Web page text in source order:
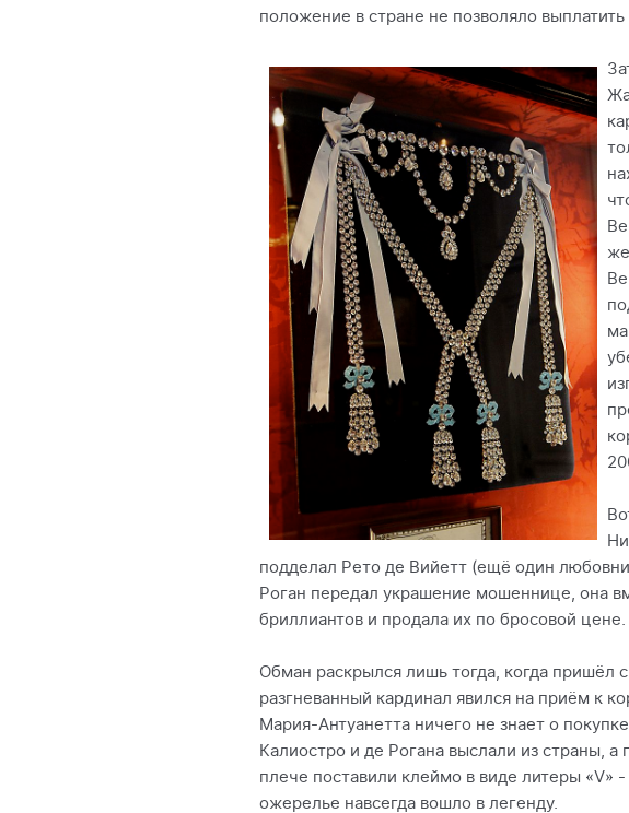
положение в стране не позволяло
подделал Рето де Вийетт (ещё один
Роган передал украшение мошеннице, она
бриллиантов и продала их по бросовой
Обман раскрылся лишь тогда, когда пришёл
разгневанный кардинал явился на приём к
Мария-Антуанетта ничего не знает о
Калиостро и де Рогана выслали из страны,
плече поставили клеймо в виде литеры «V»
ожерелье навсегда вошло в легенду.